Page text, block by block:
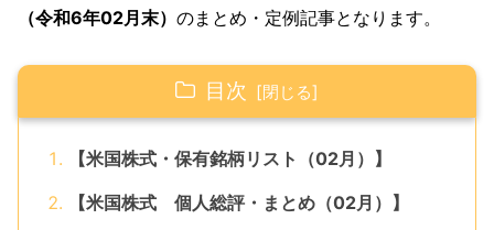
（令和6年02月末） のまとめ・定例記事となります。
目次
【米国株式・保有銘柄リスト（02月）】
【米国株式 個人総評・まとめ（02月）】